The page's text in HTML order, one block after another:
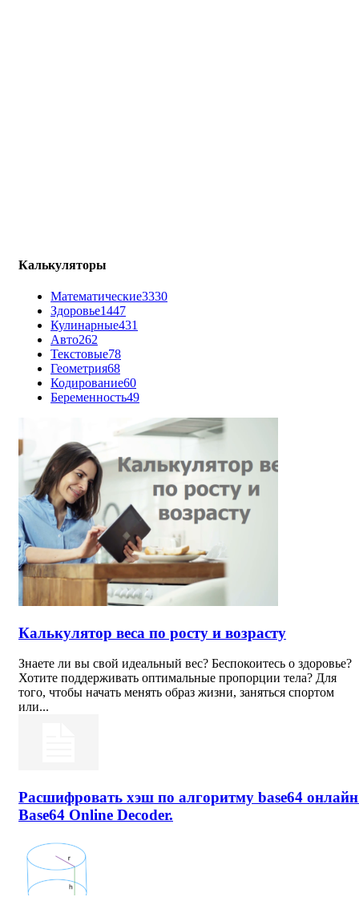
Калькуляторы
Математические3330
Здоровье1447
Кулинарные431
Авто262
Текстовые78
Геометрия68
Кодирование60
Беременность49
Калькулятор веса по росту и возрасту
Знаете ли вы свой идеальный вес? Беспокоитесь о здоровье?
Хотите поддерживать оптимальные пропорции тела? Для
того, чтобы начать менять образ жизни, заняться спортом
или...
Расшифровать хэш по алгоритму base64
Base64 Online Decoder.